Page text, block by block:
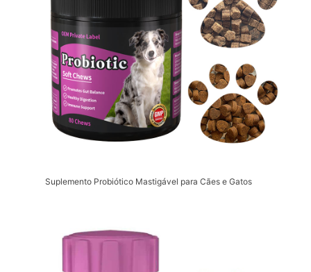
Suplemento Probiótico Mastigável para Cães e Gatos